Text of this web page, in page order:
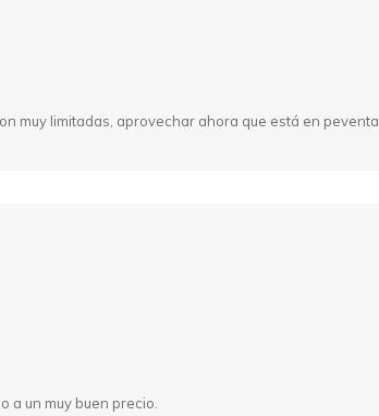
muy limitadas, aprovechar ahora que está en peventa
a un muy buen precio.